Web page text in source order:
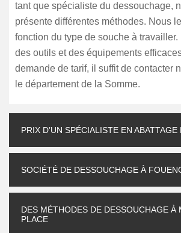
tant que spécialiste du dessouchage,
présente différentes méthodes. Nous
fonction du type de souche à
des outils et des équipements
demande de tarif, il suffit de contacter
le département de la Somme.
PRIX D’UN SPÉCIALISTE EN ABATTAGE
SOCIÉTÉ DE DESSOUCHAGE À
DES MÉTHODES DE DESSOUCHAGE À
PLACE